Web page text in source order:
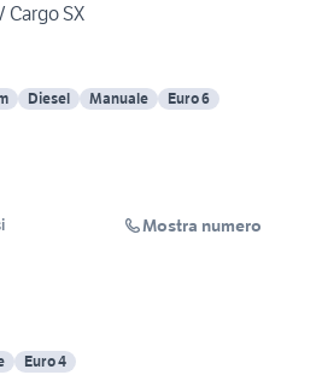
Cargo SX
Diesel Manuale Euro 6
Mostra numero
Euro 4